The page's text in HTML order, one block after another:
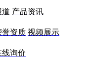
道 产品资讯
誉资质 视频展示
线询价